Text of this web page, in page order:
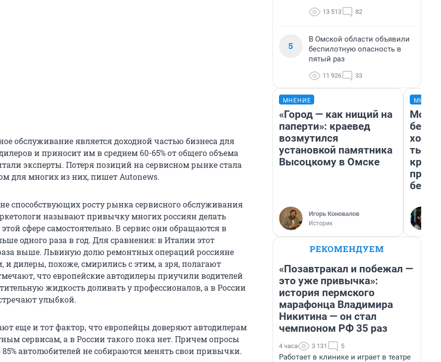
обслуживание является доходной частью бизнеса для
и приносит им в среднем 60-65% от общего объема
эксперты. Потеря позиций на сервисном рынке стала
для многих из них, пишет Autonews.
способствующих росту рынка сервисного обслуживания
называют привычку многих россиян делать
сфере самостоятельно. В сервис они обращаются в
одного раза в год. Для сравнения: в Италии этот
раза выше. Львиную долю ремонтных операций россияне
дилеры, похоже, смирились с этим, а зря, полагают
что европейские автодилеры приучили водителей
жидкость доливать у профессионалов, а в России
улыбкой.
еще и тот фактор, что европейцы доверяют автодилерам
сервисам, а в России такого пока нет. Причем опросы
автолюбителей не собираются менять свои привычки.
13 513 82
5
В Омской области объявили
беспилотную опасность в
пятый раз
11 926 33
МНЕНИЕ
«Город — как нищий на
паперти»: краевед
возмутился
установкой памятника
Высоцкому в Омске
Игорь Коновалов
Историк
Мой
РЕКОМЕНДУЕМ
«Позавтракал и побежал —
это уже привычка»:
история пермского
марафонца Владимира
Никитина — он стал
чемпионом РФ 35 раз
4 часа 3 131 5
Работает в клинике и играет в театре